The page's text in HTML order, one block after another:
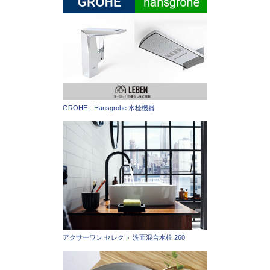
GROHE、Hansgrohe 水栓機器
アクサーワン セレクト 洗面混合水栓 260